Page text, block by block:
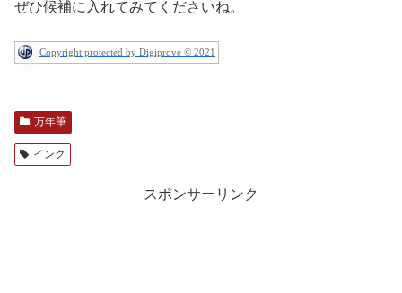
ぜひ候補に入れてみてくださいね。
Copyright protected by Digiprove © 2021
万年筆
インク
スポンサーリンク